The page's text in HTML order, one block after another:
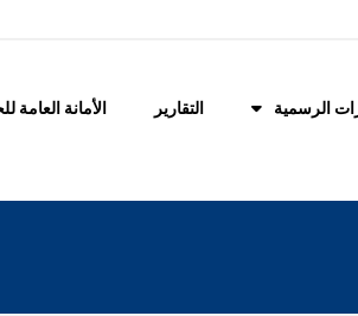
الرسمية التقارير الأمانة العامة